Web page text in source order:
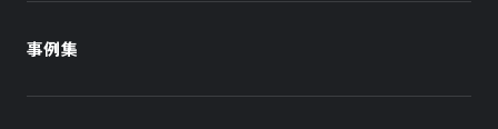
オフィスビル
事例集